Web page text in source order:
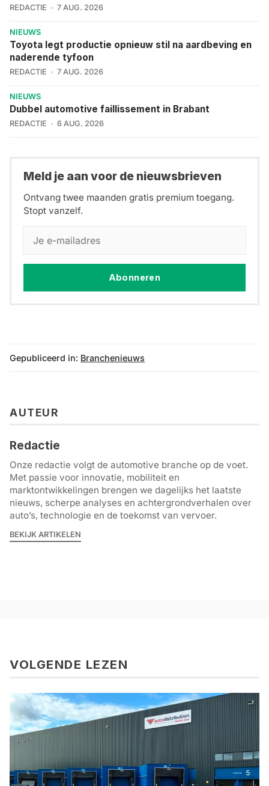
REDACTIE 7 AUG. 2026
NIEUWS
Toyota legt productie opnieuw stil na aardbeving en
naderende tyfoon
REDACTIE 7 AUG. 2026
NIEUWS
Dubbel automotive faillissement in Brabant
REDACTIE 6 AUG. 2026
Meld je aan voor de nieuwsbrieven
Ontvang twee maanden gratis premium toegang.
Stopt vanzelf.
Abonneren
Gepubliceerd in: Branchenieuws
AUTEUR
Redactie
Onze redactie volgt de automotive branche op de voet.
Met passie voor innovatie, mobiliteit en
marktontwikkelingen brengen we dagelijks het laatste
nieuws, scherpe analyses en achtergrondverhalen over
auto’s, technologie en de toekomst van vervoer.
BEKIJK ARTIKELEN
VOLGENDE LEZEN